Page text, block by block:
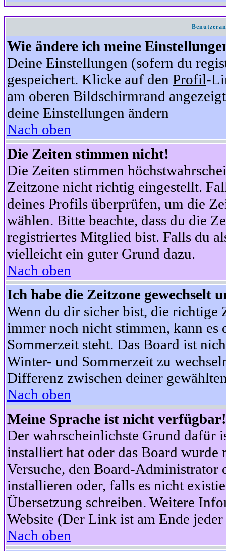
Wie ändere ich meine
Deine Einstellungen (sofern du
gespeichert. Klicke auf den Profil-
am oberen Bildschirmrand
deine Einstellungen ändern
Nach oben
Die Zeiten stimmen nicht!
Die Zeiten stimmen
Zeitzone nicht richtig eingestellt.
deines Profils überprüfen, um die
wählen. Bitte beachte, dass du die
registriertes Mitglied bist. Falls du
vielleicht ein guter Grund dazu.
Nach oben
Ich habe die Zeitzone gewechselt
Wenn du dir sicher bist, die richtige
immer noch nicht stimmen, kann es
Sommerzeit steht. Das Board ist
Winter- und Sommerzeit zu
Differenz zwischen deiner
Nach oben
Meine Sprache ist nicht verfügbar!
Der wahrscheinlichste Grund dafür
installiert hat oder das Board wurde
Versuche, den Board-Administrator
installieren oder, falls es nicht
Übersetzung schreiben. Weitere
Website (Der Link ist am Ende jeder
Nach oben